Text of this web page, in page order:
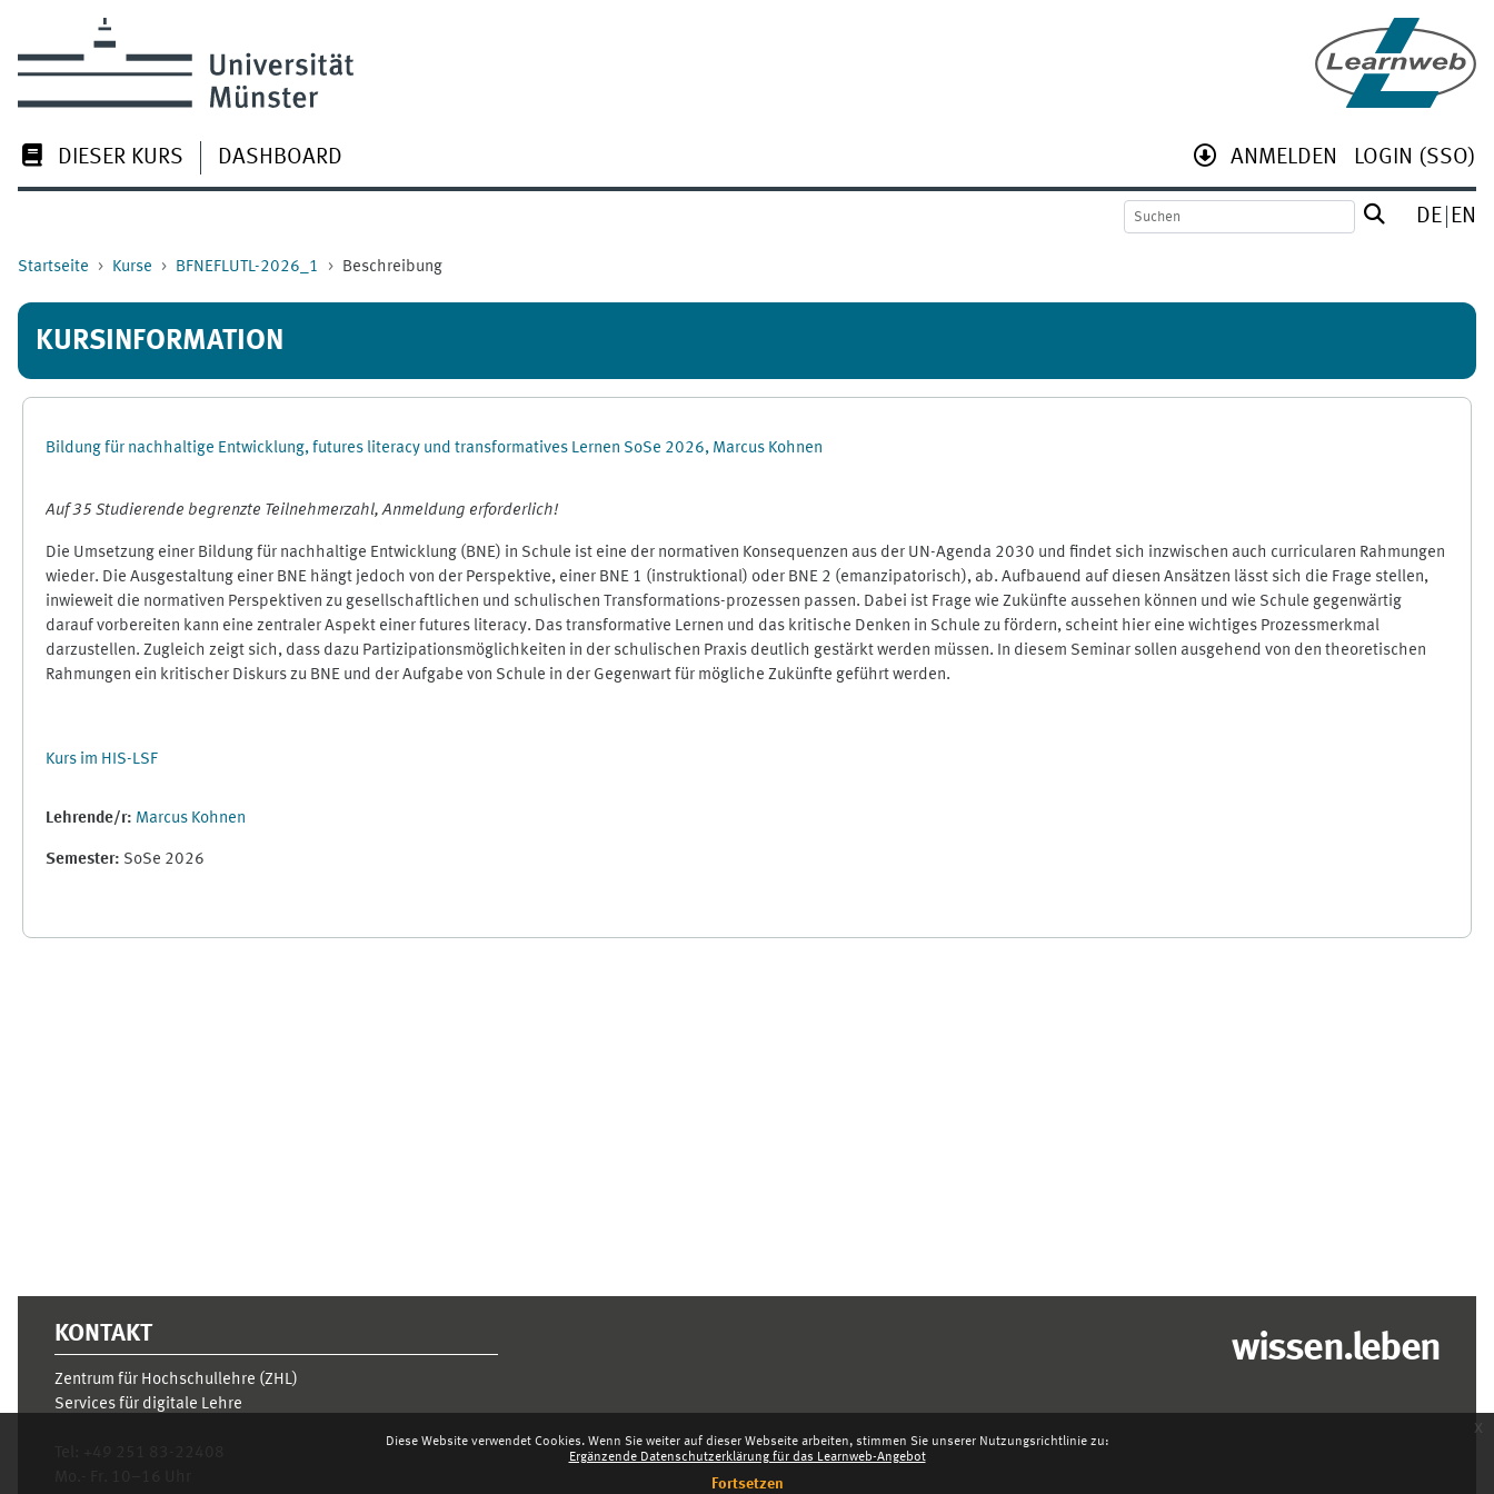
Diese Website verwendet Cookies. Wenn Sie weiter auf dieser Webseite arbeiten, stimmen Sie unserer Nutzungsrichtlinie zu:
Ergänzende Datenschutzerklärung für das Learnweb-Angebot
Fortsetzen
x
DIESER KURS DASHBOARD ANMELDEN LOGIN (SSO)
DE EN
Startseite Kurse BFNEFLUTL-2026_1 Beschreibung
KURSINFORMATION
Bildung für nachhaltige Entwicklung, futures literacy und transformatives Lernen SoSe 2026, Marcus Kohnen
Auf 35 Studierende begrenzte Teilnehmerzahl, Anmeldung erforderlich!
Die Umsetzung einer Bildung für nachhaltige Entwicklung (BNE) in Schule ist eine der normativen Konsequenzen aus der UN-Agenda 2030 und findet sich inzwischen auch curricularen Rahmungen
wieder. Die Ausgestaltung einer BNE hängt jedoch von der Perspektive, einer BNE 1 (instruktional) oder BNE 2 (emanzipatorisch), ab. Aufbauend auf diesen Ansätzen lässt sich die Frage stellen,
inwieweit die normativen Perspektiven zu gesellschaftlichen und schulischen Transformations-prozessen passen. Dabei ist Frage wie Zukünfte aussehen können und wie Schule gegenwärtig
darauf vorbereiten kann eine zentraler Aspekt einer futures literacy. Das transformative Lernen und das kritische Denken in Schule zu fördern, scheint hier eine wichtiges Prozessmerkmal
darzustellen. Zugleich zeigt sich, dass dazu Partizipationsmöglichkeiten in der schulischen Praxis deutlich gestärkt werden müssen. In diesem Seminar sollen ausgehend von den theoretischen
Rahmungen ein kritischer Diskurs zu BNE und der Aufgabe von Schule in der Gegenwart für mögliche Zukünfte geführt werden.
Kurs im HIS-LSF
Lehrende/r: Marcus Kohnen
Semester: SoSe 2026
KONTAKT
Zentrum für Hochschullehre (ZHL)
Services für digitale Lehre
wissen.leben